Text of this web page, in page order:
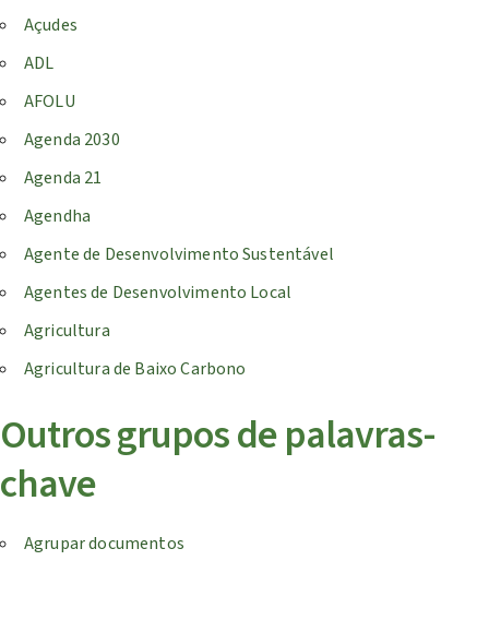
Açudes
ADL
AFOLU
Agenda 2030
Agenda 21
Agendha
Agente de Desenvolvimento Sustentável
Agentes de Desenvolvimento Local
Agricultura
Agricultura de Baixo Carbono
Outros grupos de palavras-
chave
Agrupar documentos